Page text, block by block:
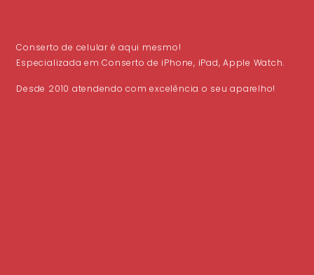
Conserto de celular é aqui mesmo!
Especializada em Conserto de iPhone, iPad, Apple Watch.
Desde 2010 atendendo com excelência o seu aparelho!